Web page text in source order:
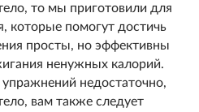
то мы приготовили для
которые помогут достичь
просты, но эффективны
ненужных калорий.
недостаточно,
вам также следует